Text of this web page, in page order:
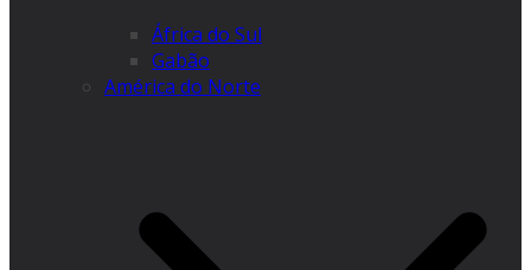
África do Sul
Gabão
América do Norte